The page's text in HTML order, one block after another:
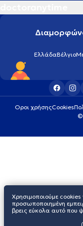
ΕλλάδαΒέλγιο
Οροι χρήσηςCookies
©
Χρησιμοποιούμε
προσωποποιημένη
βρεις εύκολα αυτό που